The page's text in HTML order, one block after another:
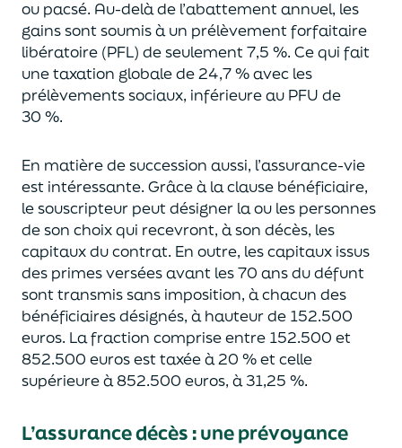
ou pacsé. Au-delàde l’abattement annuel, les
gains sont soumis à un prélèvement forfaitaire
libératoire (PFL) de seulement 7,5 %. Ce qui fait
une taxation globale de24,7 % avec les
prélèvements sociaux, inférieure au PFU de
30 %.
En matière de succession aussi, l’assurance-vie
est intéressante. Grâce à la clause bénéficiaire,
le souscripteur peut désigner la ou les personnes
de son choix qui recevront, à son décès, les
capitaux du contrat. En outre, les capitaux issus
des primes versées avant les 70 ans du défunt
sont transmis sans imposition, à chacun des
bénéficiaires désignés, à hauteur de 152.500
euros. La fraction comprise entre 152.500 et
852.500 eurosest taxée à 20 % et celle
supérieure à 852.500 euros, à 31,25 %.
L’assurance décès :une prévoyance